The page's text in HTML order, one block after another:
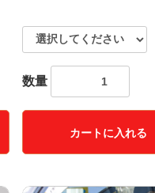
数量
カートに入れる